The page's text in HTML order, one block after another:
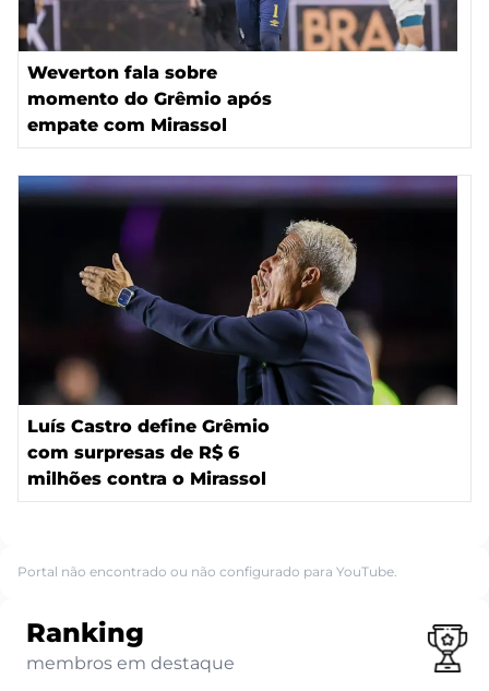
Weverton fala sobre
momento do Grêmio após
empate com Mirassol
Luís Castro define Grêmio
com surpresas de R$ 6
milhões contra o Mirassol
Portal não encontrado ou não configurado para YouTube.
Ranking
membros em destaque